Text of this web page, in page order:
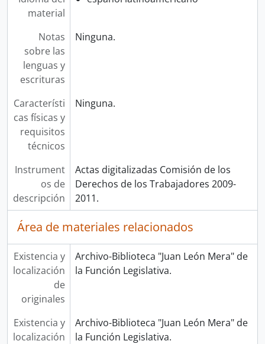
material
Notas
sobre las
lenguas y
escrituras
Ninguna.
Característi
cas físicas y
requisitos
técnicos
Ninguna.
Instrument
os de
descripción
Actas digitalizadas Comisión de los
Derechos de los Trabajadores 2009-
2011.
Área de materiales relacionados
Existencia y
localización
de
originales
Archivo-Biblioteca "Juan León Mera" de
la Función Legislativa.
Existencia y
localización
Archivo-Biblioteca "Juan León Mera" de
la Función Legislativa.